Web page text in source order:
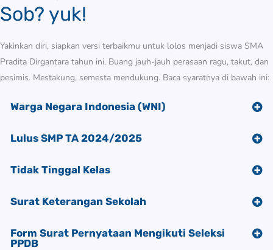
Sob? yuk!
Yakinkan diri, siapkan versi terbaikmu untuk lolos menjadi siswa SMA
Pradita Dirgantara tahun ini. Buang jauh-jauh perasaan ragu, takut, dan
pesimis. Mestakung, semesta mendukung. Baca syaratnya di bawah ini:
Warga Negara Indonesia (WNI)
Lulus SMP TA 2024/2025
Tidak Tinggal Kelas
Surat Keterangan Sekolah
Form Surat Pernyataan Mengikuti Seleksi
PPDB